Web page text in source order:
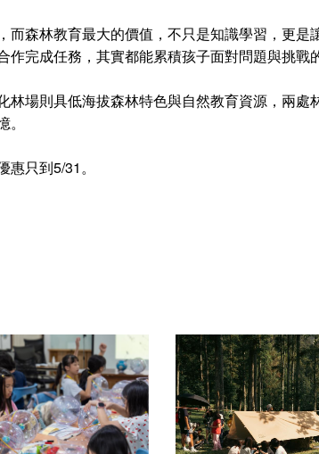
而森林教育最大的價值，不只是知識學習，更
完成任務，其實都能累積孩子面對問題與挑戰
林場則具低海拔森林特色與自然教育資源，兩
只到5/31。